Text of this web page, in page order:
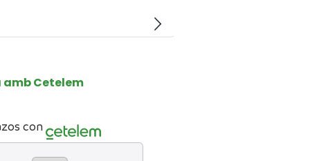
arrow_forward_ios
amb Cetelem
con